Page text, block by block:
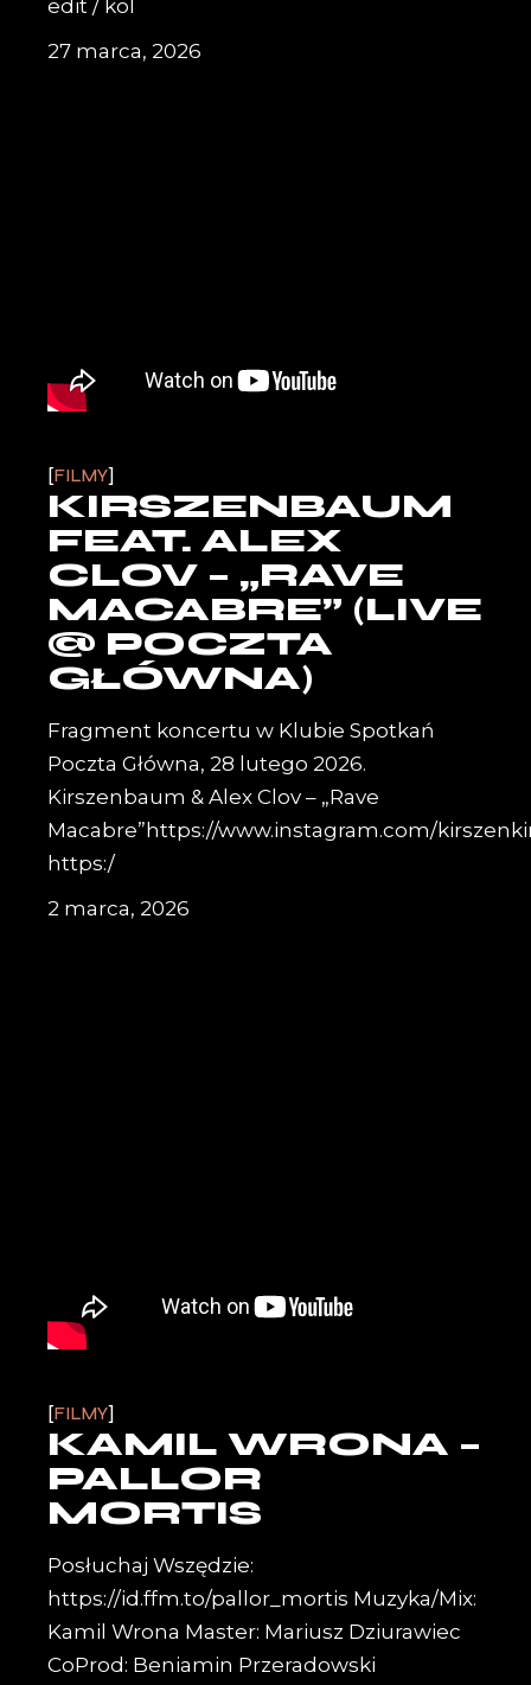
edit / kol
27 marca, 2026
FILMY
KIRSZENBAUM
FEAT. ALEX
CLOV – „RAVE
MACABRE” (LIVE
@ POCZTA
GŁÓWNA)
Fragment koncertu w Klubie Spotkań
Poczta Główna, 28 lutego 2026.
Kirszenbaum & Alex Clov – „Rave
Macabre”https://www.instagram.com/
https:/
2 marca, 2026
FILMY
KAMIL WRONA –
PALLOR
MORTIS
Posłuchaj Wszędzie:
https://id.ffm.to/pallor_mortis Muzyka/Mix:
Kamil Wrona Master: Mariusz Dziurawiec
CoProd: Beniamin Przeradowski